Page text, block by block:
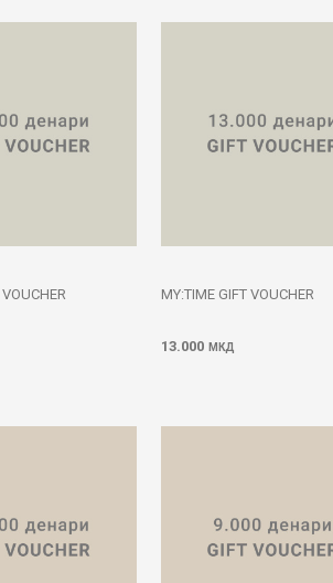
MY:TIME GIFT VOUCHER
13.000 МКД